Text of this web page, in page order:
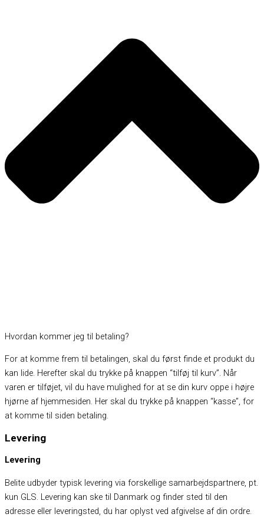
Hvordan kommer jeg til betaling?
For at komme frem til betalingen, skal du først finde et produkt du
kan lide. Herefter skal du trykke på knappen “tilføj til kurv”. Når
varen er tilføjet, vil du have mulighed for at se din kurv oppe i højre
hjørne af hjemmesiden. Her skal du trykke på knappen “kasse”, for
at komme til siden betaling.
Levering
Levering
Belite udbyder typisk levering via forskellige samarbejdspartnere, pt.
kun GLS. Levering kan ske til Danmark og finder sted til den
adresse eller leveringsted, du har oplyst ved afgivelse af din ordre.